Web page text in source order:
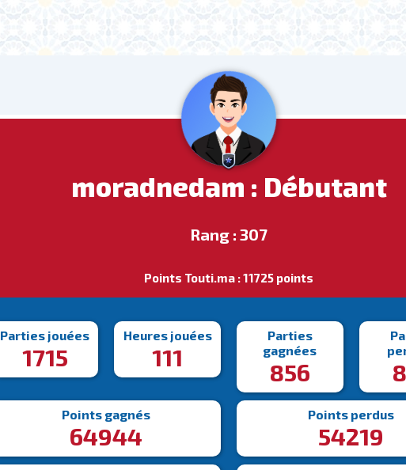
moradnedam : Débutant
Rang : 307
Points Touti.ma : 11725 points
Parties jouées
1715
Heures jouées
111
Parties
gagnées
856
Points gagnés
64944
Points perdus
54219